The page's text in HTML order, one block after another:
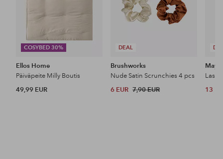
COSYBED 30%
Ellos Home
Päiväpeite Milly Boutis
49,99 EUR
DEAL
Brushworks
Nude Satin Scrunchies 4 pcs
6 EUR 7,90 EUR 13